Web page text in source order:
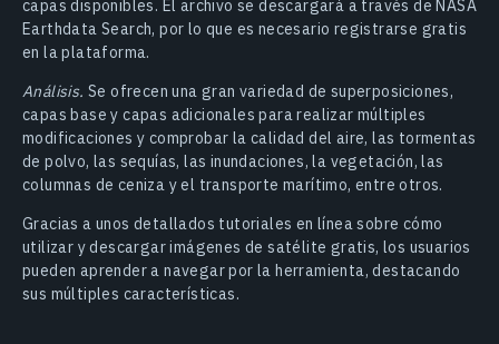
capas disponibles. El archivo se descargará a través de NASA
Earthdata Search, por lo que es necesario registrarse gratis
en la plataforma.
Análisis. Se ofrecen una gran variedad de superposiciones,
capas base y capas adicionales para realizar múltiples
modificaciones y comprobar la calidad del aire, las tormentas
de polvo, las sequías, las inundaciones, la vegetación, las
columnas de ceniza y el transporte marítimo, entre otros.
Gracias a unos detallados tutoriales en línea sobre cómo
utilizar y descargar imágenes de satélite gratis, los usuarios
pueden aprender a navegar por la herramienta, destacando
sus múltiples características.